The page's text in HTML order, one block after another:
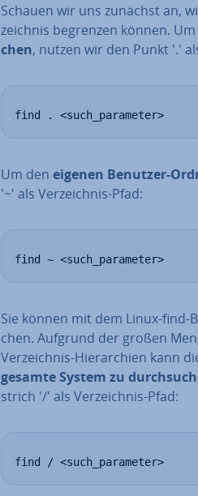
Schauen wir uns zunächst an,
zeich­nis begrenzen können. Um
chen, nutzen wir den Punkt '.'
find . <such_parameter>
Um den eigenen Benutzer-
'~' als Ver­zeich­nis-Pfad:
find ~ <such_parameter>
Sie können mit dem Linux-
chen. Aufgrund der großen
Ver­zeich­nis-Hier­ar­chien kann
gesamte System zu
strich '/' als Ver­zeich­nis-Pfad:
find / <such_parameter>